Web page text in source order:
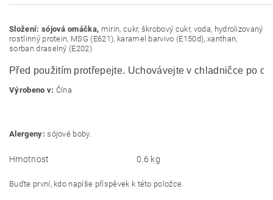
Složení: sójová omáčka, mirin, cukr, škrobový cukr, voda, hydrolizovaný
rostlinný protein, MSG (E621), karamel barvivo (E150d), xanthan,
sorban draselný (E202)
Před použitím protřepejte. Uchovávejte v chladničce po
Výrobeno v: Čína
Alergeny: sójové boby.
Hmotnost 0.6 kg
Buďte první, kdo napíše příspěvek k této položce.